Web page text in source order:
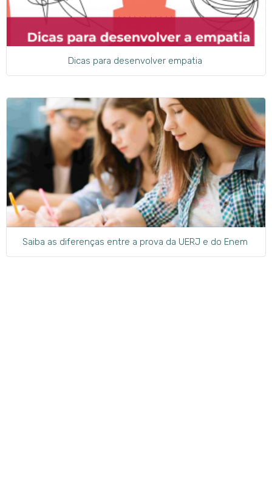
Dicas para desenvolver empatia
Saiba as diferenças entre a prova da UERJ e do Enem